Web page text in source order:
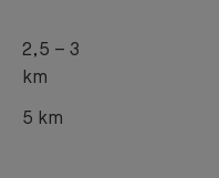
2,5 – 3
km
5 km